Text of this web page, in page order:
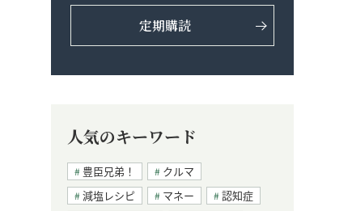
定期購読
人気のキーワード
豊臣兄弟！
クルマ
減塩レシピ
マネー
認知症